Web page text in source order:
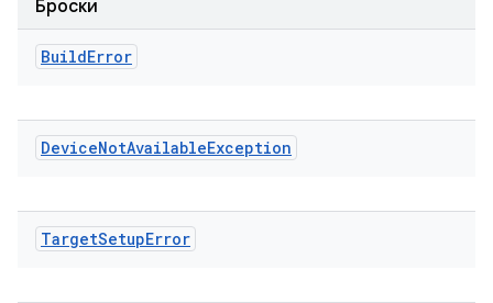
Броски
BuildError
DeviceNotAvailableException
TargetSetupError